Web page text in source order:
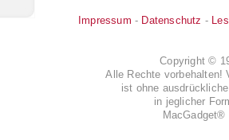
Impressum - Datenschutz -
Copyright ©
Alle Rechte vorbehalten!
ist ohne
in jeglicher
MacGadget®